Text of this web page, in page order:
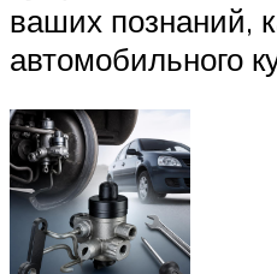
ваших познаний,
автомобильного